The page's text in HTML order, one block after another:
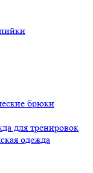
брюки
для тренировок
одежда